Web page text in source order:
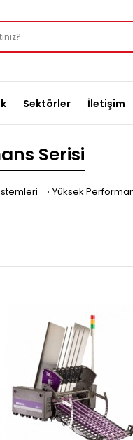
Sektörler İletişim
Serisi
Yüksek